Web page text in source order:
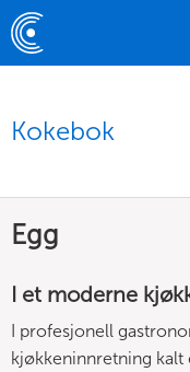
Kokebok
Egg
I et moderne
I profesjonell
kjøkkeninnretning